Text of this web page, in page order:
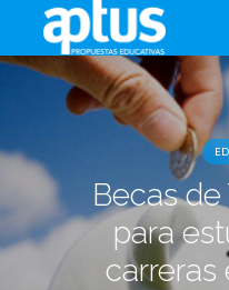
Becas
para
carreras